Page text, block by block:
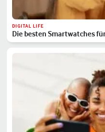
DIGITAL LIFE
Die besten Smartwatches